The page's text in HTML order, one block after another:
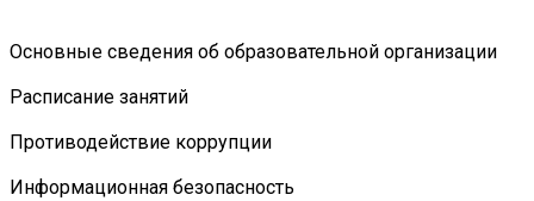
Основные сведения об образовательной организации
Расписание занятий
Противодействие коррупции
Информационная безопасность